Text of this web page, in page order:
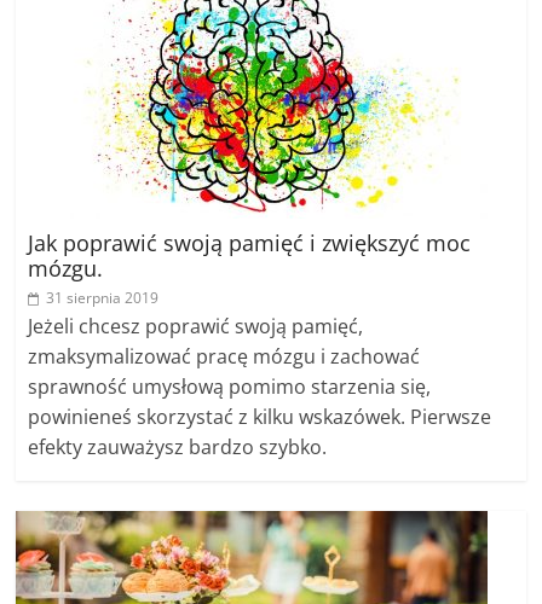
Jak poprawić swoją pamięć i zwiększyć moc
mózgu.
31 sierpnia 2019
Jeżeli chcesz poprawić swoją pamięć,
zmaksymalizować pracę mózgu i zachować
sprawność umysłową pomimo starzenia się,
powinieneś skorzystać z kilku wskazówek. Pierwsze
efekty zauważysz bardzo szybko.